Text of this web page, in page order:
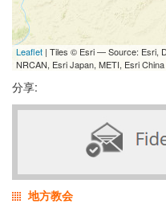
Leaflet | Tiles © Esri — Source: Esri,
NRCAN, Esri Japan, METI, Esri
分享:
地方教会